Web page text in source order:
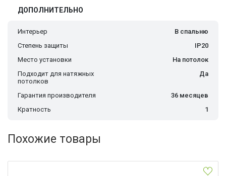
ДОПОЛНИТЕЛЬНО
Интерьер
В спальню
Степень защиты
IP20
Место установки
На потолок
Подходит для натяжных
потолков
Да
Гарантия производителя
36 месяцев
Кратность
1
Похожие товары